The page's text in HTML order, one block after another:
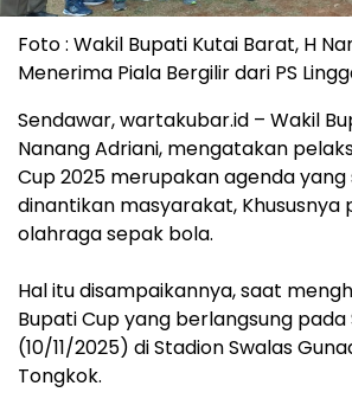
Foto : Wakil Bupati Kutai Barat, H
Menerima Piala Bergilir dari PS
Sendawar, wartakubar.id – Wakil
Nanang Adriani, mengatakan
Cup 2025 merupakan agenda
dinantikan masyarakat,
olahraga sepak bola.
Hal itu disampaikannya, saat
Bupati Cup yang berlangsung pada
(10/11/2025) di Stadion Swalas
Tongkok.